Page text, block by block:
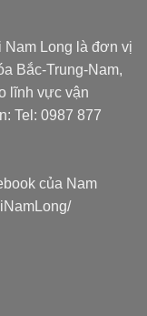
Long là đơn vị
Bắc-Trung-Nam,
lĩnh vực vận
Tel: 0987 877
của Nam